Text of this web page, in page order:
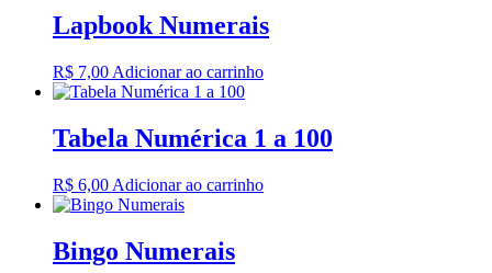
Lapbook Numerais
R$ 7,00 Adicionar ao carrinho
Tabela Numérica 1 a 100
R$ 6,00 Adicionar ao carrinho
Bingo Numerais